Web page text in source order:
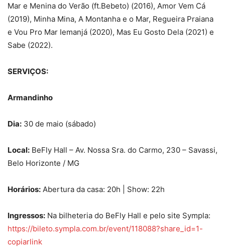
Mar e Menina do Verão (ft.Bebeto) (2016), Amor Vem Cá
(2019), Minha Mina, A Montanha e o Mar, Regueira Praiana
e Vou Pro Mar Iemanjá (2020), Mas Eu Gosto Dela (2021) e
Sabe (2022).
SERVIÇOS:
Armandinho
Dia: 30 de maio (sábado)
Local: BeFly Hall – Av. Nossa Sra. do Carmo, 230 – Savassi,
Belo Horizonte / MG
Horários: Abertura da casa: 20h | Show: 22h
Ingressos: Na bilheteria do BeFly Hall e pelo site Sympla:
https://bileto.sympla.com.br/event/118088?share_id=1-
copiarlink